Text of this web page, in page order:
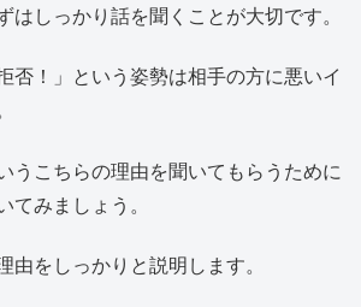
はしっかり話を聞くことが大切です。
否！」という姿勢は相手の方に悪いイ
うこちらの理由を聞いてもらうために
てみましょう。
由をしっかりと説明します。